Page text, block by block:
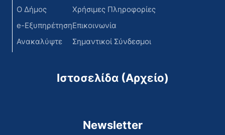
Ο Δήμος
e-Εξυπηρέτηση
Ανακαλύψτε
Χρήσιμες Πληροφορίες
Επικοινωνία
Σημαντικοί Σύνδεσμοι
Ιστοσελίδα (Αρχείο)
Newsletter